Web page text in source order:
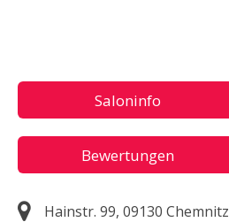
Saloninfo
Bewertungen
Hainstr. 99, 09130 Chemnitz